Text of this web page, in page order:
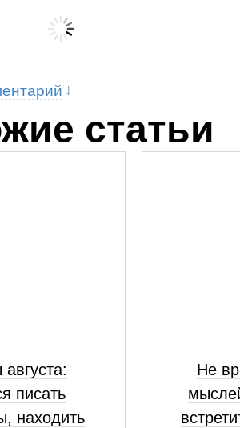
статьи
писать
находить
Не